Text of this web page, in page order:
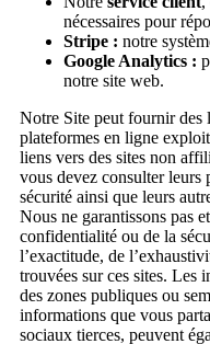
nécessaires pour
Stripe : notre
Google Analytics :
notre site web.
Notre Site peut fournir des
plateformes en ligne
liens vers des sites non
vous devez consulter
sécurité ainsi que leurs
Nous ne garantissons pas
confidentialité ou de la
l’exactitude, de
trouvées sur ces sites. Les
des zones publiques ou
informations que vous
sociaux tierces, peuvent